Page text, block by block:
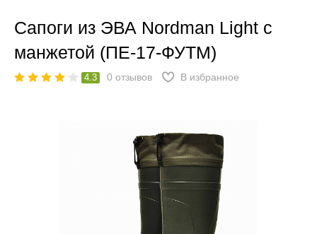
Сапоги из ЭВА Nordman Light с
манжетой (ПЕ-17-ФУТМ)
4.3 0 отзывов В избранное